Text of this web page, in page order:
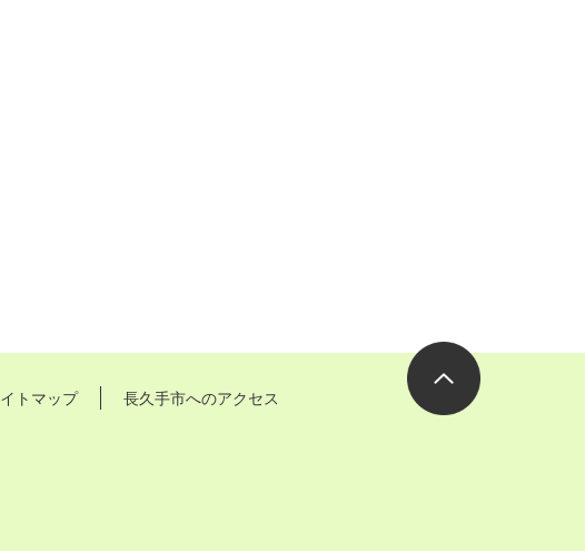
トマップ 長久手市へのアクセス